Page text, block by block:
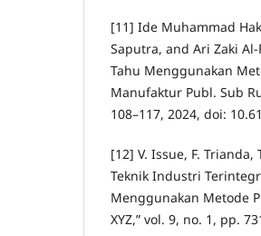
[11] Ide Muhammad
Saputra, and Ari Zaki
Tahu Menggunakan
Manufaktur Publ. Sub
108–117, 2024, doi:
[12] V. Issue, F. Trianda,
Teknik Industri
Menggunakan Metode
XYZ,” vol. 9, no. 1, pp.